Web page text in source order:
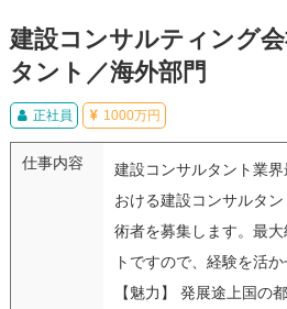
建設コンサルティング
タント／海外部門
正社員 1000万円
仕事内容
建設コンサルタント業
おける建設コンサルタ
術者を募集します。最
トですので、経験を活
【魅力】 発展途上国の